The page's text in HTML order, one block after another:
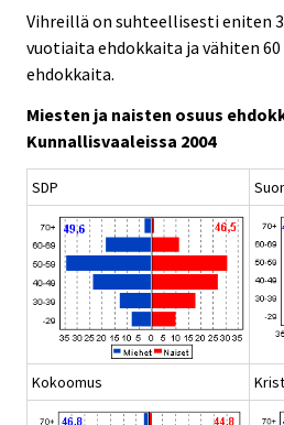
Vihreillä on suhteellisesti eniten
vuotiaita ehdokkaita ja vähiten
ehdokkaita.
Miesten ja naisten osuus
Kunnallisvaaleissa 2004
SDP
Kokoomus